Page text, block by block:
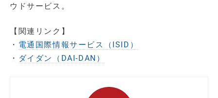
ウドサービス。
【関連リンク】
・ 電通国際情報サービス（ISID）
・ ダイダン（DAI-DAN）